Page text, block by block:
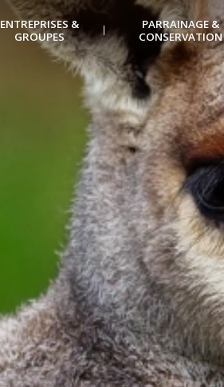
ENTREPRISES &
GROUPES
PARRAINAGE &
CONSERVATION